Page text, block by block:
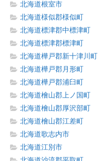
北海道根室市
北海道様似郡様似町
北海道標津郡中標津町
北海道標津郡標津町
北海道樺戸郡新十津川町
北海道樺戸郡月形町
北海道樺戸郡浦臼町
北海道檜山郡上ノ国町
北海道檜山郡厚沢部町
北海道檜山郡江差町
北海道歌志内市
北海道江別市